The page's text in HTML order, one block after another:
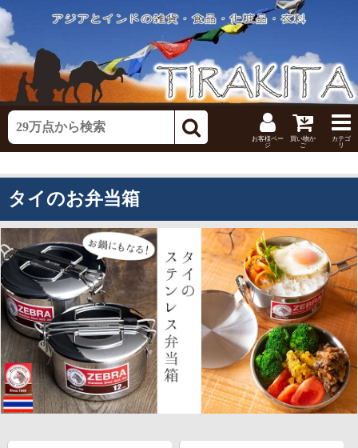
お客様ペー
ジ
買い物か
ご
カテゴ
リ
タイのお弁当箱